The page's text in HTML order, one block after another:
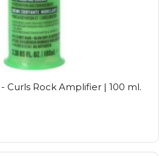
Curls Rock Amplifier | 100 ml.